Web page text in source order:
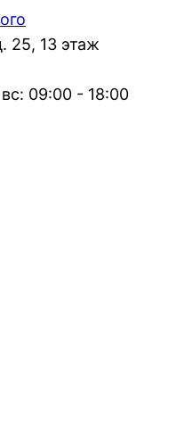
25, 13 этаж
09:00 - 18:00